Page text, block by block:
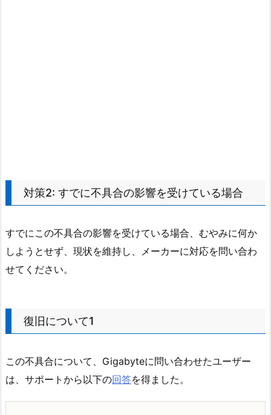
対策2: すでに不具合の影響を受けている場合
すでにこの不具合の影響を受けている場合、むやみに何か
しようとせず、現状を維持し、メーカーに対応を問い合わ
せてください。
復旧について1
この不具合について、Gigabyteに問い合わせたユーザー
は、サポートから以下の回答を得ました。